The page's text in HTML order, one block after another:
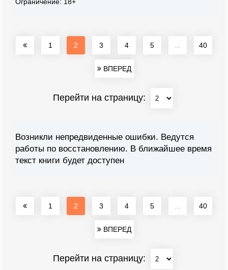
1 2 3 4 5 40
ВПЕРЕД
Перейти на страницу:
Возникли непредвиденные ошибки. Ведутся
работы по восстановлению. В ближайшее время
текст книги будет доступен
1 2 3 4 5 40
ВПЕРЕД
Перейти на страницу: